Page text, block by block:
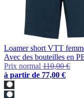
Loamer short VTT
Avec des bouteilles en
Prix normal 110,00 €
à partir de 77,00 €